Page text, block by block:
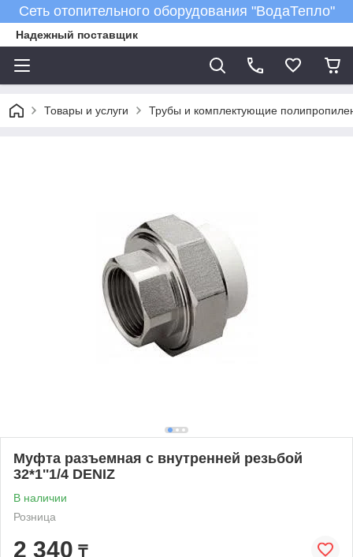
Сеть отопительного оборудования "ВодаТепло"
Надежный поставщик
Товары и услуги Трубы и комплектующие
Муфта разъемная с внутренней резьбой
32*1''1/4 DENIZ
В наличии
Розница
2 340 ₸